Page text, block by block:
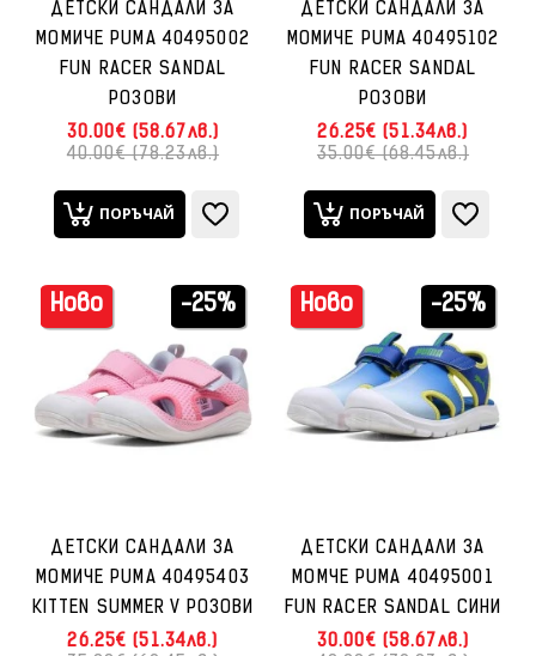
ДЕТСКИ САНДАЛИ ЗА
МОМИЧЕ PUMA 40495002
FUN RACER SANDAL
РОЗОВИ
30.00€ (58.67лв.)
40.00€ (78.23лв.)
ПОРЪЧАЙ
ДЕТСКИ САНДАЛИ ЗА
МОМИЧЕ PUMA 40495102
FUN RACER SANDAL
РОЗОВИ
26.25€ (51.34лв.)
35.00€ (68.45лв.)
ПОРЪЧАЙ
-25%
Ново
ДЕТСКИ САНДАЛИ ЗА
МОМИЧЕ PUMA 40495403
KITTEN SUMMER V РОЗОВИ
26.25€ (51.34лв.)
-25%
Ново
ДЕТСКИ САНДАЛИ ЗА
МОМЧЕ PUMA 40495001
FUN RACER SANDAL СИНИ
30.00€ (58.67лв.)